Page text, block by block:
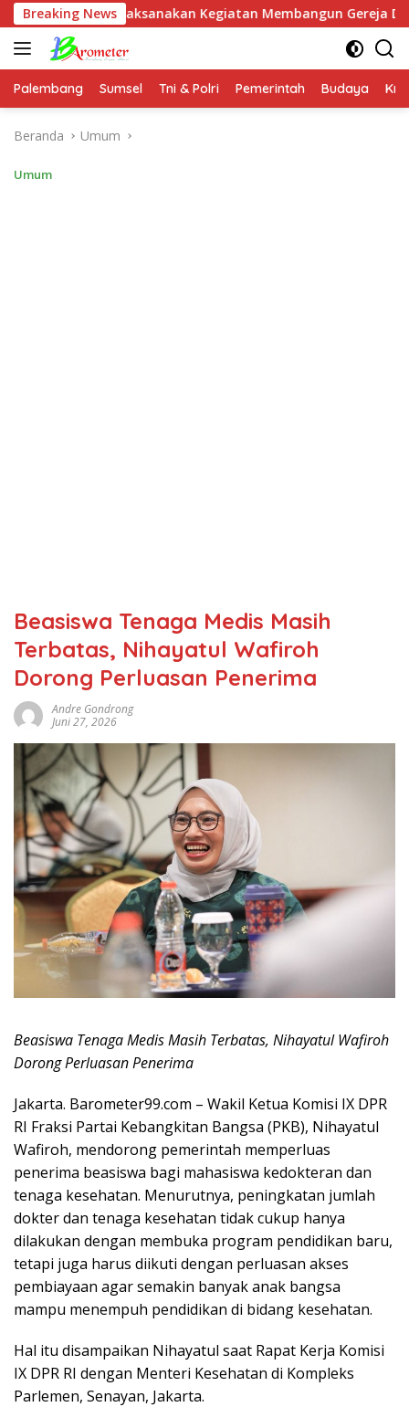
Langsung
ke
konten
Breaking News
Melaksanakan Kegiatan Membangun Gereja Di Distrik Airu
Palembang Sumsel Tni & Polri Pemerintah Budaya
Beranda Umum
Umum
Beasiswa Tenaga Medis Masih
Terbatas, Nihayatul Wafiroh
Dorong Perluasan Penerima
Andre Gondrong
Juni 27, 2026
Beasiswa Tenaga Medis Masih Terbatas, Nihayatul Wafiroh
Dorong Perluasan Penerima
Jakarta. Barometer99.com – Wakil Ketua Komisi IX DPR
RI Fraksi Partai Kebangkitan Bangsa (PKB), Nihayatul
Wafiroh, mendorong pemerintah memperluas
penerima beasiswa bagi mahasiswa kedokteran dan
tenaga kesehatan. Menurutnya, peningkatan jumlah
dokter dan tenaga kesehatan tidak cukup hanya
dilakukan dengan membuka program pendidikan baru,
tetapi juga harus diikuti dengan perluasan akses
pembiayaan agar semakin banyak anak bangsa
mampu menempuh pendidikan di bidang kesehatan.
Hal itu disampaikan Nihayatul saat Rapat Kerja Komisi
IX DPR RI dengan Menteri Kesehatan di Kompleks
Parlemen, Senayan, Jakarta.